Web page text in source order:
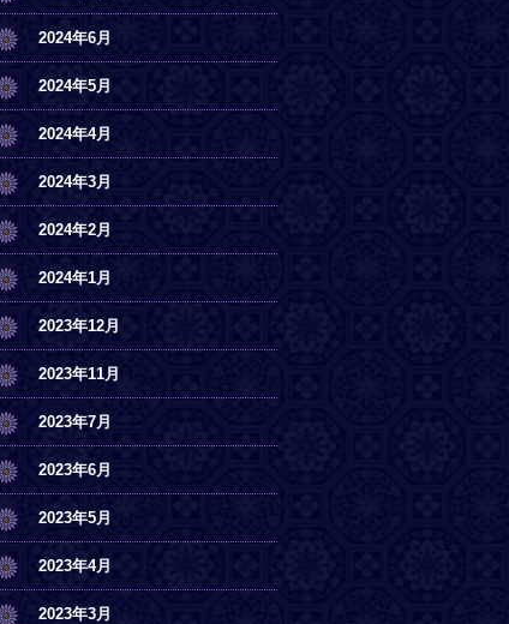
2024年6月
2024年5月
2024年4月
2024年3月
2024年2月
2024年1月
2023年12月
2023年11月
2023年7月
2023年6月
2023年5月
2023年4月
2023年3月